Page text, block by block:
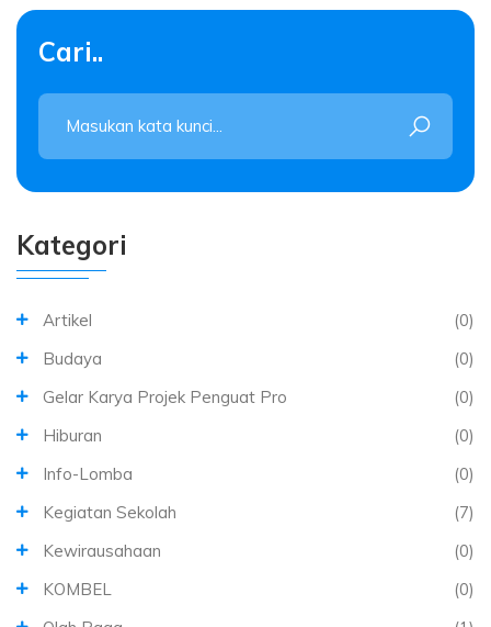
Cari..
Kategori
Artikel
(0)
Budaya
(0)
Gelar Karya Projek Penguat Pro
(0)
Hiburan
(0)
Info-Lomba
(0)
Kegiatan Sekolah
(7)
Kewirausahaan
(0)
KOMBEL
(0)